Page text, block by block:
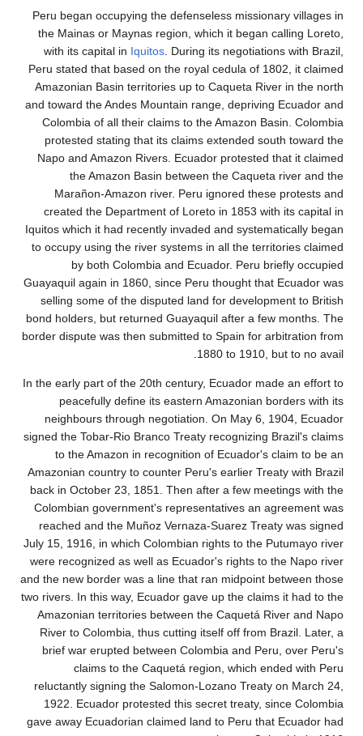
Peru began occupying the defenseless missionary
the Mainas or Maynas region, which it began
with its capital inIquitos . During its negotiations
Peru stated that based on the royal cedula of 1802, it
Amazonian Basin territories up to Caqueta River in
and toward the Andes Mountain range, depriving
Colombia of all their claims to the Amazon Basin.
protested stating that its claims extended south
Napo and Amazon Rivers. Ecuador protested that it
the Amazon Basin between the Caqueta river
Marañon-Amazon river. Peru ignored these
created the Department of Loreto in 1853 with its
Iquitos which it had recently invaded and
to occupy using the river systems in all the territories
by both Colombia and Ecuador. Peru briefly
Guayaquil again in 1860, since Peru thought that
selling some of the disputed land for development
bond holders, but returned Guayaquil after a few
border dispute was then submitted to Spain for
1880 to 1910, but to
In the early part of the 20th century, Ecuador made an
peacefully define its eastern Amazonian
neighbours through negotiation. On May 6, 1904,
signed the Tobar-Rio Branco Treaty recognizing
to the Amazon in recognition of Ecuador's claim
Amazonian country to counter Peru's earlier Treaty
back in October 23, 1851. Then after a few meetings
Colombian government's representatives an
reached and the Muñoz Vernaza-Suarez Treaty
July 15, 1916, in which Colombian rights to the
were recognized as well as Ecuador's rights to the
and the new border was a line that ran midpoint
two rivers. In this way, Ecuador gave up the claims it
Amazonian territories between the Caquetá River
River to Colombia, thus cutting itself off from Brazil.
brief war erupted between Colombia and Peru,
claims to the Caquetá region, which ended
reluctantly signing the Salomon-Lozano Treaty on
1922. Ecuador protested this secret treaty, since
gave away Ecuadorian claimed land to Peru that